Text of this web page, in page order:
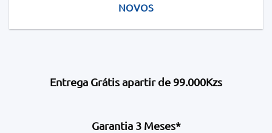
NOVOS
Entrega Grátis apartir de 99.000Kzs
Garantia 3 Meses*